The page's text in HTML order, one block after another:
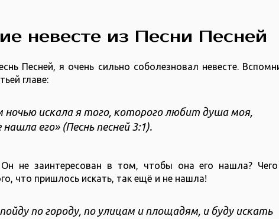
невесте из Песни Песней
Песней, я очень сильно соболезновал невесте.
главе:
ночью искала я того, которого любит душа моя,
нашла его» (‭Песнь песней ‭3‬:‭1‬).
не заинтересован в том, чтобы она его нашла?
что пришлось искать, так ещё и не нашла!
по городу, по улицам и площадям, и буду искать